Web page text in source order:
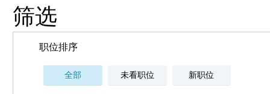
筛选
职位排序
全部 未看职位 新职位